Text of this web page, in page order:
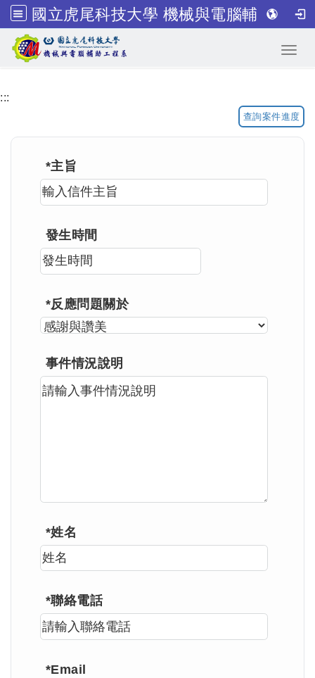
國立虎尾科技大學 機械與電腦輔助工程系
跳到主要內容
:::
查詢案件進度
*主旨
發生時間
*反應問題關於
事件情況說明
*姓名
*聯絡電話
*Email